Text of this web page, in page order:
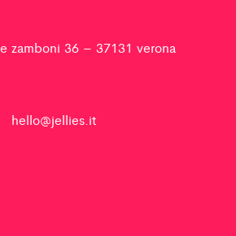
zamboni 36 – 37131 verona
hello@jellies.it